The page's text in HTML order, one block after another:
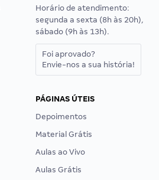
Horário de atendimento:
segunda a sexta (8h às 20h),
sábado (9h às 13h).
Foi aprovado?
Envie-nos a sua história!
PÁGINAS ÚTEIS
Depoimentos
Material Grátis
Aulas ao Vivo
Aulas Grátis